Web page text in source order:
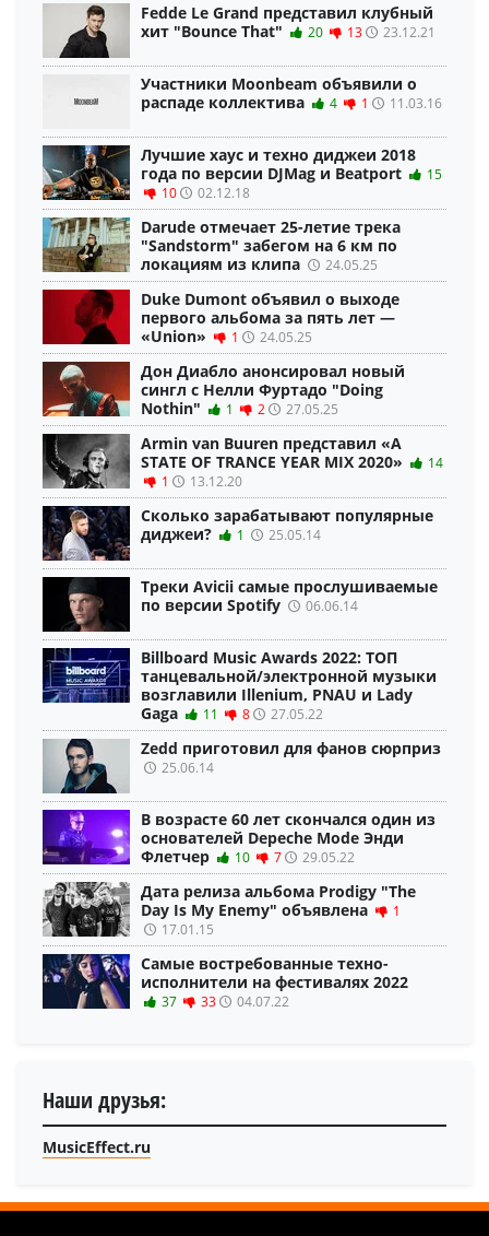
Fedde Le Grand представил клубный
хит "Bounce That"
20 13 23.12.21
Участники Moonbeam объявили о
распаде коллектива
4 1 11.03.16
Лучшие хаус и техно диджеи 2018
года по версии DJMag и Beatport
15
10
02.12.18
Darude отмечает 25-летие трека
"Sandstorm" забегом на 6 км по
локациям из клипа
24.05.25
Duke Dumont объявил о выходе
первого альбома за пять лет —
«Union»
1 24.05.25
Дон Диабло анонсировал новый
сингл с Нелли Фуртадо "Doing
Nothin"
1 2 27.05.25
Armin van Buuren представил «A
STATE OF TRANCE YEAR MIX 2020»
14
1
13.12.20
Сколько зарабатывают популярные
диджеи?
1 25.05.14
Треки Avicii самые прослушиваемые
по версии Spotify
06.06.14
Billboard Music Awards 2022: ТОП
танцевальной/электронной музыки
возглавили Illenium, PNAU и Lady
Gaga
11 8 27.05.22
Zedd приготовил для фанов сюрприз
25.06.14
В возрасте 60 лет скончался один из
основателей Depeche Mode Энди
Флетчер
10 7 29.05.22
Дата релиза альбома Prodigy "The
Day Is My Enemy" объявлена
1
17.01.15
Самые востребованные техно-
исполнители на фестивалях 2022
37 33 04.07.22
Наши друзья:
MusicEffect.ru